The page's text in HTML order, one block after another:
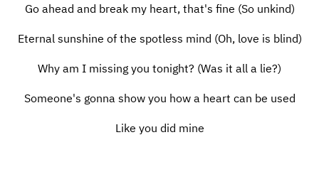
Go ahead and break my heart, that's fine (So unkind)
Eternal sunshine of the spotless mind (Oh, love is blind)
Why am I missing you tonight? (Was it all a lie?)
Someone's gonna show you how a heart can be used
Like you did mine